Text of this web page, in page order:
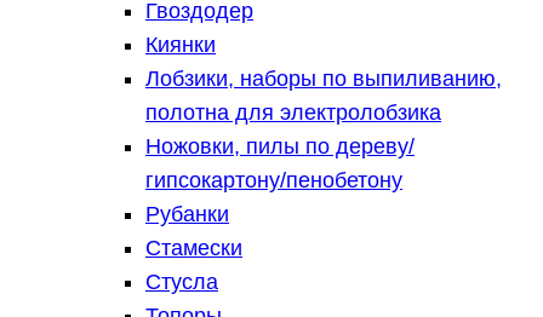
Гвоздодер
Киянки
Лобзики, наборы по выпиливанию,
полотна для электролобзика
Ножовки, пилы по дереву/
гипсокартону/пенобетону
Рубанки
Стамески
Стусла